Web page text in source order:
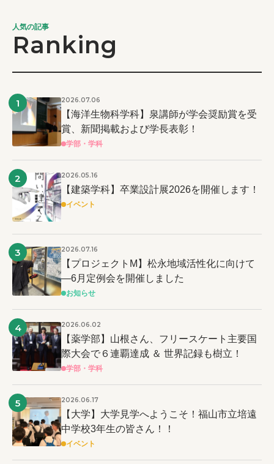
人気の記事
Ranking
1 2026.07.06
【海洋生物科学科】泉講師が学会奨励賞を受
賞、新聞掲載および学長表彰！
学部・学科
2 2026.05.16
【建築学科】卒業設計展2026を開催します！
イベント
3 2026.07.16
【プロジェクトM】松永地域活性化に向けて
―6月定例会を開催しました
お知らせ
4 2026.06.02
【薬学部】山根さん、フリースケート主要国
際大会で６連覇達成 ＆ 世界記録も樹立！
学部・学科
5 2026.06.17
【大学】大学見学へようこそ！福山市立培遠
中学校3年生の皆さん！！
イベント